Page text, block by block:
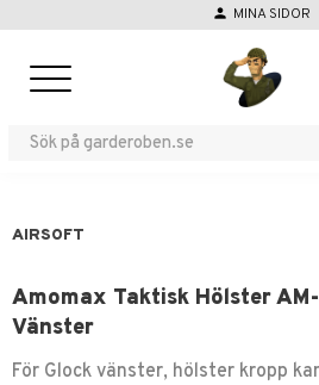
person MINA SIDOR
AIRSOFT
Amomax Taktisk Hölster
Vänster
För Glock vänster, hölster kropp